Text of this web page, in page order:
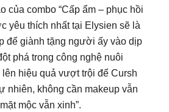
của combo “Cấp ẩm – phục hồi
yêu thích nhất tại Elysien sẽ là
để giành tặng người ấy vào dịp
phá trong công nghệ nuôi
hiệu quả vượt trội để Cursh
nhiên, không cần makeup vẫn
mộc vẫn xinh”.